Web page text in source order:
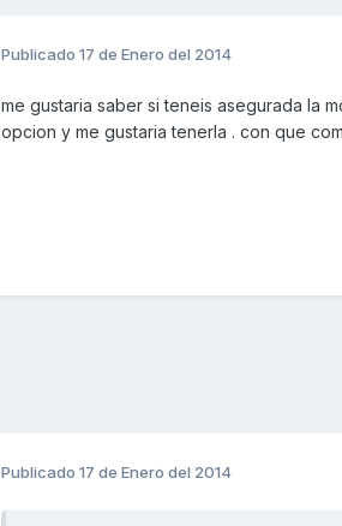
Publicado 17 de Enero del 2014
me gustaria saber si teneis asegurada la
opcion y me gustaria tenerla . con que
Publicado 17 de Enero del 2014